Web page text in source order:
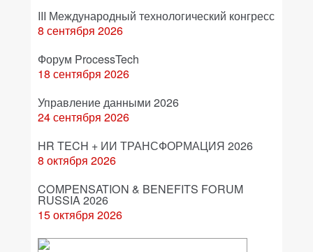
III Международный технологический конгресс
8 сентября 2026
Форум ProcessTech
18 сентября 2026
Управление данными 2026
24 сентября 2026
HR TECH + ИИ ТРАНСФОРМАЦИЯ 2026
8 октября 2026
COMPENSATION & BENEFITS FORUM
RUSSIA 2026
15 октября 2026